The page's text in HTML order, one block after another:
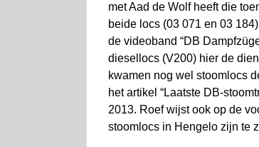
met Aad de Wolf heeft die
beide locs (03 071 en 03
de videoband “DB
diesellocs (V200) hier de
kwamen nog wel stoomlocs
het artikel “Laatste DB-
2013. Roef wijst ook op de
stoomlocs in Hengelo zijn te